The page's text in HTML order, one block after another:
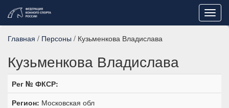
Главная / Персоны / Кузьменкова Владислава
Кузьменкова Владислава
Рег № ФКСР:
Регион: Московская обл